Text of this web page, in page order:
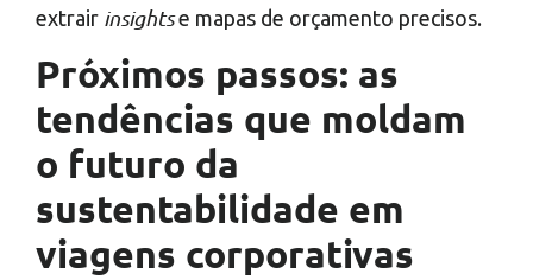
extrair insightse mapas de orçamento precisos.
Próximos passos: as
tendências que moldam
o futuro da
sustentabilidade em
viagens corporativas